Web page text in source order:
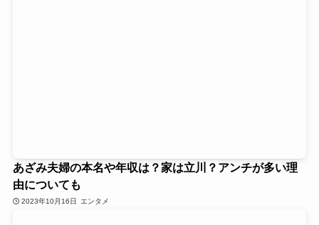
あざみ夫婦の本名や年収は？家は立川？アンチが多い理
由についても
2023年10月16日 エンタメ